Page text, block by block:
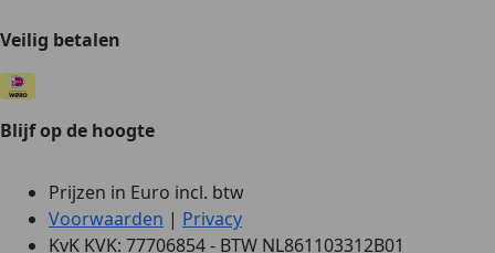
Veilig betalen
Blijf op de hoogte
Prijzen in Euro incl. btw
Voorwaarden | Privacy
KvK KVK: 77706854 - BTW NL861103312B01